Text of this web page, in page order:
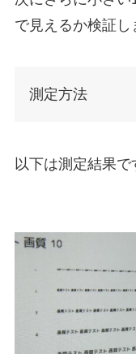
で見えるか検証し
測定方法
以下は測定結果で